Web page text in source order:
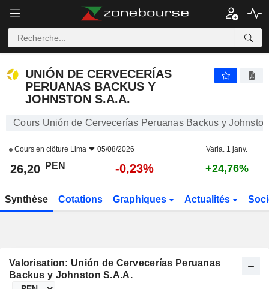
UNIÓN DE CERVECERÍAS
PERUANAS BACKUS Y
JOHNSTON S.A.A.
Cours Unión de Cervecerías Peruanas Backus y
Cours en clôture Lima 05/08/2026 Varia. 1 janv.
26,20 PEN -0,23% +24,76%
Synthèse Cotations Graphiques Actualités
Valorisation: Unión de Cervecerías Peruanas
Backus y Johnston S.A.A.